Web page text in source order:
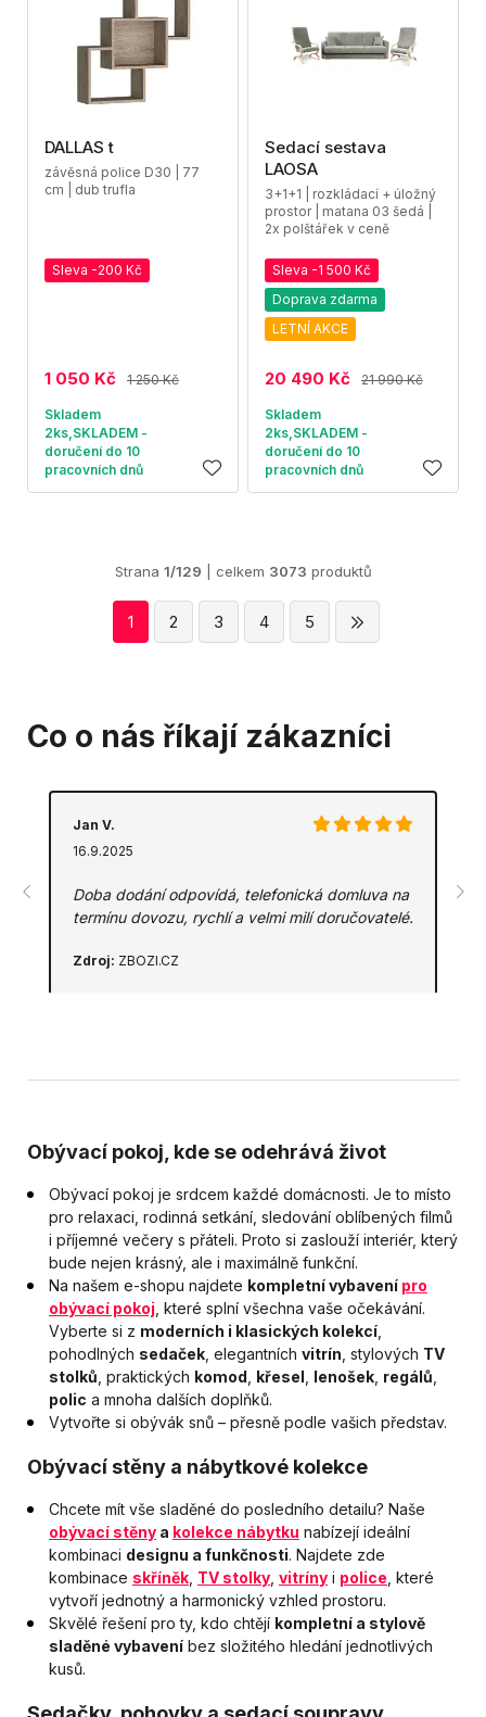
DALLAS t
závěsná police D30 | 77
cm | dub trufla
Sleva -200 Kč
1 050 Kč 1 250 Kč
Skladem
2ks,SKLADEM -
doručení do 10
pracovních dnů
Sedací sestava
LAOSA
3+1+1 | rozkládací + úložný
prostor | matana 03 šedá |
2x polštářek v ceně
Sleva -1 500 Kč
Doprava zdarma
LETNÍ AKCE
20 490 Kč 21 990 Kč
Skladem
2ks,SKLADEM -
doručení do 10
pracovních dnů
Strana 1/129 | celkem 3073 produktů
1 2 3 4 5
Co o nás říkají zákazníci
Jan V.
16.9.2025
Doba dodání odpovídá, telefonická domluva na
termínu dovozu, rychlí a velmi milí doručovatelé.
Zdroj: ZBOZI.CZ
Obývací pokoj, kde se odehrává život
Obývací pokoj je srdcem každé domácnosti. Je to místo
pro relaxaci, rodinná setkání, sledování oblíbených filmů
i příjemné večery s přáteli. Proto si zaslouží interiér, který
bude nejen krásný, ale i maximálně funkční.
Na našem e-shopu najdete kompletní vybavení pro
obývací pokoj , které splní všechna vaše očekávání.
Vyberte si z moderních i klasických kolekcí
pohodlných sedaček , elegantních vitrín , stylových TV
stolků , praktických komod křesel lenošek regálů
polic a mnoha dalších doplňků.
Vytvořte si obývák snů – přesně podle vašich představ.
Obývací stěny a nábytkové kolekce
Chcete mít vše sladěné do posledního detailu? Naše
obývací stěny a kolekce nábytku nabízejí ideální
kombinaci designu a funkčnosti. Najdete zde
kombinace skříněk TV stolky vitríny i police , které
vytvoří jednotný a harmonický vzhled prostoru.
Skvělé řešení pro ty, kdo chtějí kompletní a stylově
sladěné vybavení bez složitého hledání jednotlivých
kusů.